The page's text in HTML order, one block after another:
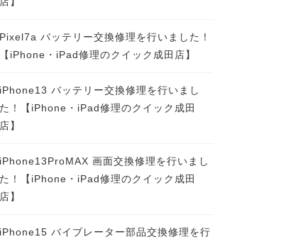
Pixel7a バッテリー交換修理を行いました！
【iPhone・iPad修理のクイック成田店】
iPhone13 バッテリー交換修理を行いまし
た！【iPhone・iPad修理のクイック成田
店】
iPhone13ProMAX 画面交換修理を行いまし
た！【iPhone・iPad修理のクイック成田
店】
iPhone15 バイブレーター部品交換修理を行